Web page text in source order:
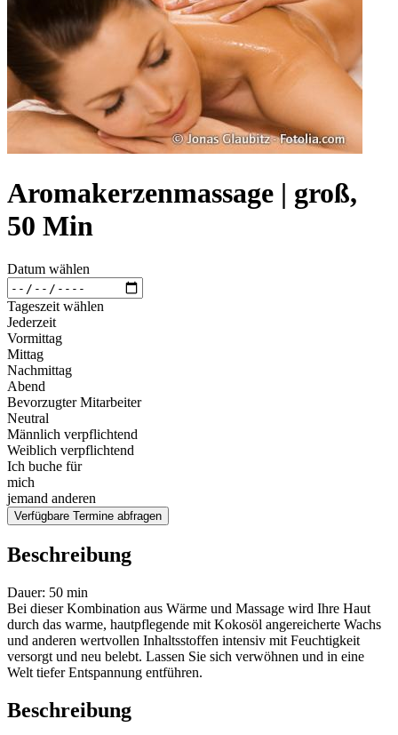
Aromakerzenmassage | groß,
50 Min
Datum wählen
Tageszeit wählen
Jederzeit
Vormittag
Mittag
Nachmittag
Abend
Bevorzugter Mitarbeiter
Neutral
Männlich verpflichtend
Weiblich verpflichtend
Ich buche für
mich
jemand anderen
Verfügbare Termine abfragen
Beschreibung
Dauer: 50 min
Bei dieser Kombination aus Wärme und Massage wird Ihre Haut
durch das warme, hautpflegende mit Kokosöl angereicherte Wachs
und anderen wertvollen Inhaltsstoffen intensiv mit Feuchtigkeit
versorgt und neu belebt. Lassen Sie sich verwöhnen und in eine
Welt tiefer Entspannung entführen.
Beschreibung